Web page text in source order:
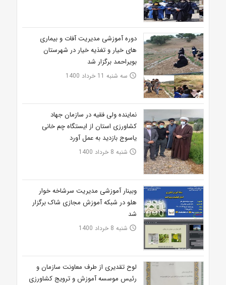
دوره آموزشی مدیریت آفات و بیماری
های خیار و تغذیه خیار در شهرستان
بویراحمد برگزار شد
access_time سه شنبه 11 خرداد 1400
نماینده ولی فقیه در سازمان جهاد
کشاورزی استان از ایستگاه چم خانی
یاسوج بازدید به عمل آورد
access_time شنبه 8 خرداد 1400
وبینار آموزشی مدیریت سرشاخه خوار
هلو در شبکه آموزش مجازی شاک برگزار
شد
access_time شنبه 8 خرداد 1400
لوح تقدیری از طرف معاونت سازمان و
رئیس موسسه آموزش و ترویج کشاورزی